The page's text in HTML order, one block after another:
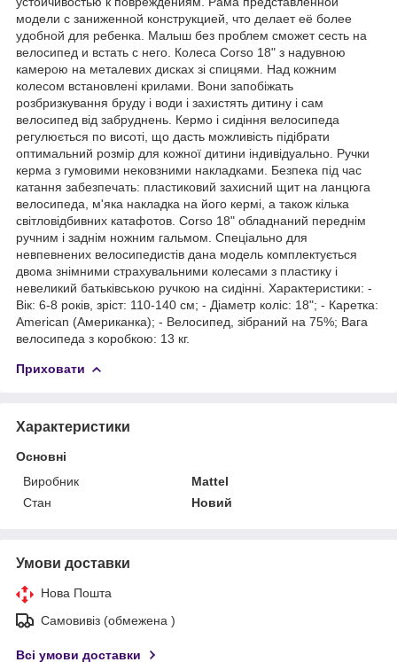
модели с заниженной конструкцией, что делает её более
удобной для ребенка. Малыш без проблем сможет сесть на
велосипед и встать с него. Колеса Corso 18" з надувною
камерою на металевих дисках зі спицями. Над кожним
колесом встановлені крилами. Вони запобіжать
розбризкування бруду і води і захистять дитину і сам
велосипед від забруднень. Кермо і сидіння велосипеда
регулюється по висоті, що дасть можливість підібрати
оптимальний розмір для кожної дитини індивідуально. Ручки
керма з гумовими нековзними накладками. Безпека під час
катання забезпечать: пластиковий захисний щит на ланцюга
велосипеда, м'яка накладка на його кермі, а також кілька
світловідбивних катафотов. Corso 18" обладнаний переднім
ручним і заднім ножним гальмом. Спеціально для
невпевнених велосипедистів дана модель комплектується
двома знімними страхувальними колесами з пластику і
невеликий батьківською ручкою на сидінні. Характеристики: -
Вік: 6-8 років, зріст: 110-140 см; - Діаметр коліс: 18"; - Каретка:
American (Американка); - Велосипед, зібраний на 75%; Вага
велосипеда з коробкою: 13 кг.
Приховати
Характеристики
Основні
Виробник
Mattel
Стан
Новий
Умови доставки
Нова Пошта
Самовивіз (обмежена )
Всі умови доставки